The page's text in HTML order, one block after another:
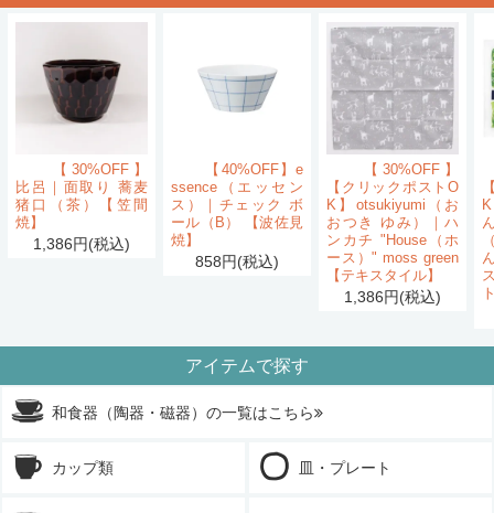
【30%OFF】
比呂｜面取り 蕎麦
猪口（茶）【笠間
焼】
1,386円(税込)
【40%OFF】e
ssence（エッセン
ス）｜チェック ボ
ール（B） 【波佐見
焼】
858円(税込)
【30%OFF】
【クリックポストO
K】otsukiyumi（お
おつき ゆみ）｜ハ
ンカチ "House（ホ
ース）" moss green
【テキスタイル】
1,386円(税込)
アイテムで探す
和食器（陶器・磁器）の一覧はこちら
カップ類 皿・プレート